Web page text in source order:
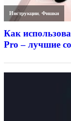
Инструкции,Фишки
Как
Pro – лучшие